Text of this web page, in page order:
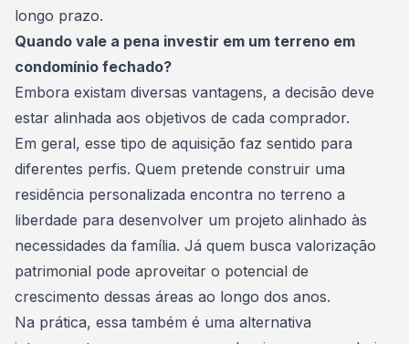
longo prazo.
Quando vale a pena investir em um terreno em
condomínio fechado?
Embora existam diversas vantagens, a decisão deve
estar alinhada aos objetivos de cada comprador.
Em geral, esse tipo de aquisição faz sentido para
diferentes perfis. Quem pretende construir uma
residência personalizada encontra no terreno a
liberdade para desenvolver um projeto alinhado às
necessidades da família. Já quem busca valorização
patrimonial pode aproveitar o potencial de
crescimento dessas áreas ao longo dos anos.
Na prática, essa também é uma alternativa